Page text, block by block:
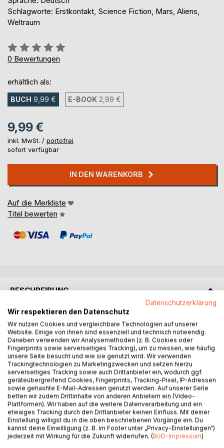
Schlagworte: Erstkontakt, Science Fiction, Mars, Aliens,
Weltraum
Bewertung::
0%
0 Bewertungen
erhältlich als:
BUCH 9,99 € E-BOOK 2,99 €
9,99 €
inkl. MwSt. / portofrei
sofort verfügbar
IN DEN WARENKORB
Auf die Merkliste
Titel bewerten
BESCHREIBUNG
Das Raumfahrtprogramm der Shermanstiftung wurde
eingestellt und Red City droht zur Geisterstadt zu
verkommen.
Nahezu alle Menschen sind zur Erde zurückgekehrt. Marek
LeSolda, alias Zintok, gehört nicht dazu; nun im Dienste des
Energiekonzerns Pandion und der NCP versucht er nach
wie vor, das Beste für Frau, Sohn und Gott zu bewirken.
Als Diener des Pandionmanagers Devon Gibson erfährt
Marek als Erster von dem außerirdischen Funksignal,
welches die alten Kommunikationsanlagen Shermans
erreichte. Bis heute sind diese in Betrieb, denn Pandion fiel
es durch den Erwerb der Sherman-Zentren zu, unter
Datenschutzerklärung
Wir respektieren den Datenschutz
Wir nutzen Cookies und vergleichbare Technologien auf unserer
Website. Einige von ihnen sind essenziell und technisch notwendig.
Daneben verwenden wir Analysemethoden (z. B. Cookies oder
Fingerprints sowie serverseitiges Tracking), um zu messen, wie häufig
unsere Seite besucht und wie sie genutzt wird. Wir verwenden
Trackingtechnologien zu Marketingzwecken und setzen hierzu
serverseitiges Tracking sowie auch Drittanbieter ein, wodurch ggf.
geräteübergreifend Cookies, Fingerprints, Tracking-Pixel, IP-Adressen
sowie gehashte E-Mail-Adressen genutzt werden. Auf unserer Seite
betten wir zudem Drittinhalte von anderen Anbietern ein (Video-
Plattformen). Wir haben auf die weitere Datenverarbeitung und ein
etwaiges Tracking durch den Drittanbieter keinen Einfluss. Mit deiner
Einstellung willigst du in die oben beschriebenen Vorgänge ein. Du
kannst deine Einwilligung (z. B. im Footer unter „Privacy-Einstellungen“)
jederzeit mit Wirkung für die Zukunft widerrufen. (BoD-Impressum)